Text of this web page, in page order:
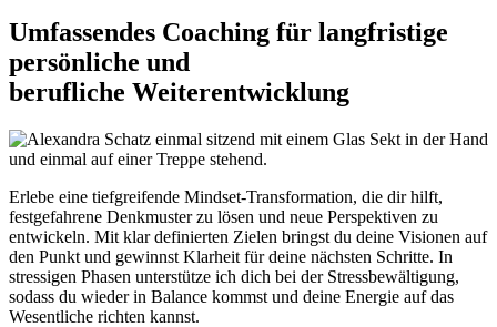
Umfassendes Coaching für langfristige
persönliche und
berufliche Weiterentwicklung
Erlebe eine tiefgreifende Mindset-Transformation, die dir hilft,
festgefahrene Denkmuster zu lösen und neue Perspektiven zu
entwickeln. Mit klar definierten Zielen bringst du deine Visionen auf
den Punkt und gewinnst Klarheit für deine nächsten Schritte. In
stressigen Phasen unterstütze ich dich bei der Stressbewältigung,
sodass du wieder in Balance kommst und deine Energie auf das
Wesentliche richten kannst.